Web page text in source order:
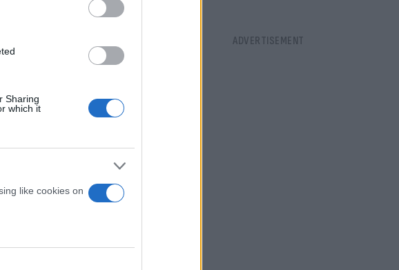
Sharing
which it
like cookies on
με το mygov, το
όμως είναι αυτό το
ισχύ,
για τη διακυβέρνηση
μπορούμε ανώνυμα
μου ή τα
τον πλούτο, το
όλο αυτό το καύσιμο.
από τα πολύ απλά,
πώς θα μπορέσουμε να
για μια
μέσα από τον
οποίες θα μπορέσουν να